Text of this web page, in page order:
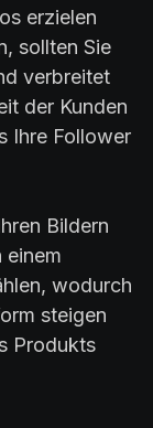
erzielen
sollten Sie
verbreitet
der Kunden
Ihre Follower
Bildern
einem
wodurch
steigen
Produkts